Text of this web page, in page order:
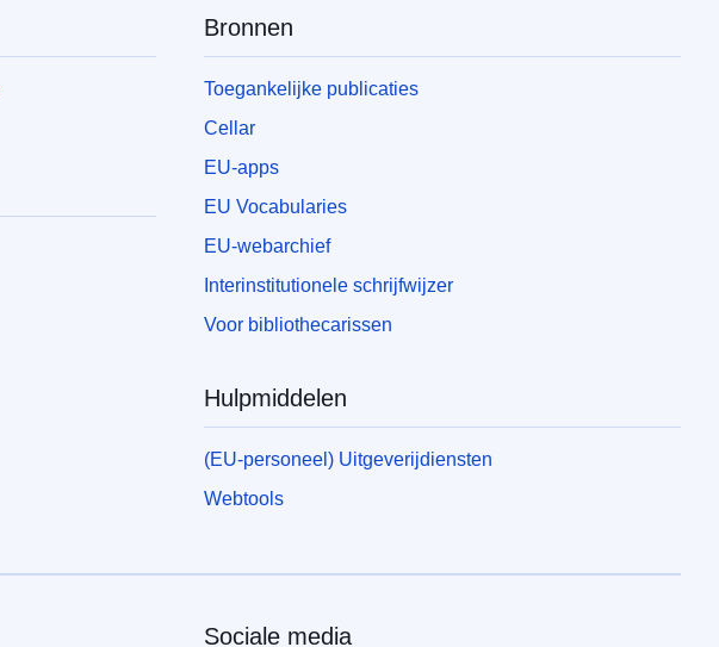
Bronnen
Toegankelijke publicaties
Cellar
EU-apps
EU Vocabularies
EU-webarchief
Interinstitutionele schrijfwijzer
Voor bibliothecarissen
Hulpmiddelen
(EU-personeel) Uitgeverijdiensten
Webtools
Sociale media